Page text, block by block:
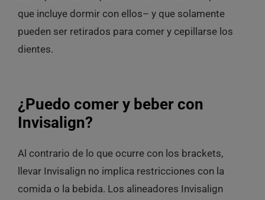
que incluye dormir con ellos– y que solamente
pueden ser retirados para comer y cepillarse los
dientes.
¿Puedo comer y beber con
Invisalign?
Al contrario de lo que ocurre con los brackets,
llevar Invisalign no implica restricciones con la
comida o la bebida. Los alineadores Invisalign